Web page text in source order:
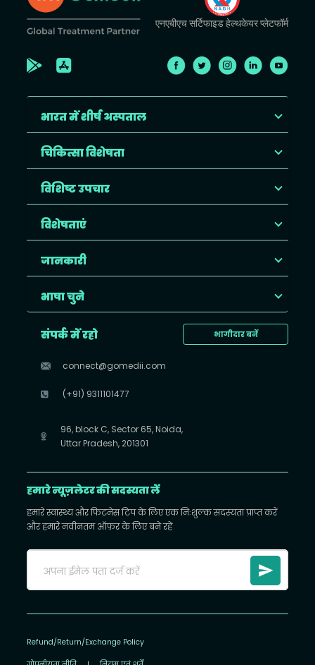
एनएबीएच सर्टिफाइड हेल्थकेयर प्लेटफॉर्म
भारत में शीर्ष अस्पताल
चिकित्सा विशेषता
विशिष्ट उपचार
विशेषताएं
जानकारी
भाषा चुने
भागीदार बनें
संपर्क में रहो
connect@gomedii.com
(+91) 9311101477
96, block C, Sector 65, Noida,
Uttar Pradesh, 201301
हमारे न्यूज़लेटर की सदस्यता लें
हमारे स्वास्थ्य और फिटनेस टिप के लिए एक निःशुल्क सदस्यता प्राप्त करें
और हमारे नवीनतम ऑफ़र के लिए बने रहें
Refund/Return/Exchange Policy